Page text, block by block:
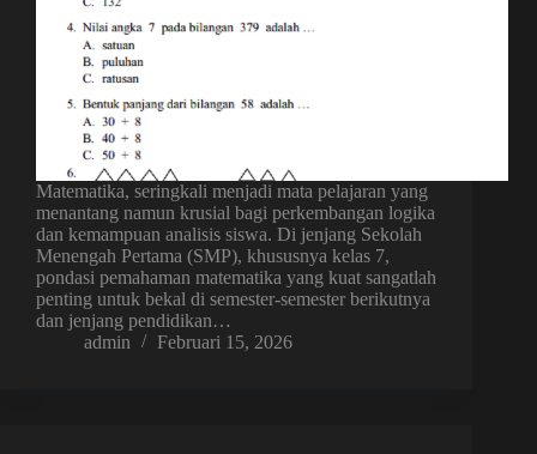
Matematika, seringkali menjadi mata pelajaran yang
menantang namun krusial bagi perkembangan logika
dan kemampuan analisis siswa. Di jenjang Sekolah
Menengah Pertama (SMP), khususnya kelas 7,
pondasi pemahaman matematika yang kuat sangatlah
penting untuk bekal di semester-semester berikutnya
dan jenjang pendidikan…
admin
Februari 15, 2026